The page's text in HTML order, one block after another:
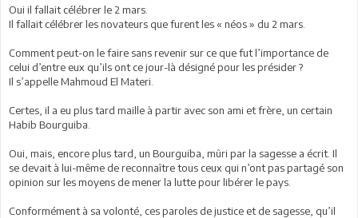
Oui il fallait célébrer le 2 mars.
Il fallait célébrer les novateurs que furent les « néos » du 2 mars.
Comment peut-on le faire sans revenir sur ce que fut l’importance de
celui d’entre eux qu’ils ont ce jour-là désigné pour les présider ?
Il s’appelle Mahmoud El Materi.
Certes, il a eu plus tard maille à partir avec son ami et frère, un certain
Habib Bourguiba.
Oui, mais, encore plus tard, un Bourguiba, mûri par la sagesse a écrit. Il
se devait à lui-même de reconnaître tous ceux qui n’ont pas partagé son
opinion sur les moyens de mener la lutte pour libérer le pays.
Conformément à sa volonté, ces paroles de justice et de sagesse, qu’il